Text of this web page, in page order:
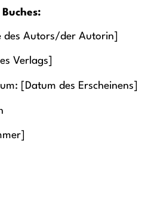
Autors/der Autorin]
Verlags]
[Datum des Erscheinens]